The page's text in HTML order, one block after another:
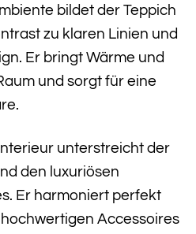
bildet der Teppich
zu klaren Linien und
Er bringt Wärme und
und sorgt für eine
unterstreicht der
den luxuriösen
Er harmoniert perfekt
Accessoires